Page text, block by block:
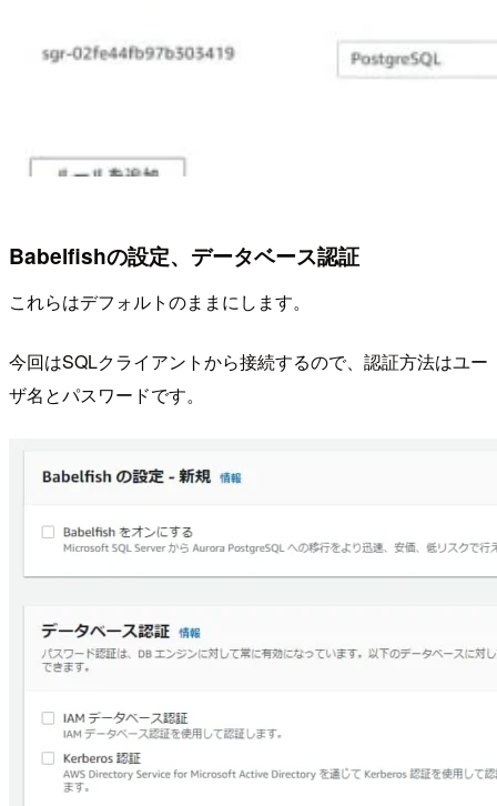
Babelfishの設定、データベース認証
これらはデフォルトのままにします。
今回はSQLクライアントから接続するので、認証方法はユー
ザ名とパスワードです。